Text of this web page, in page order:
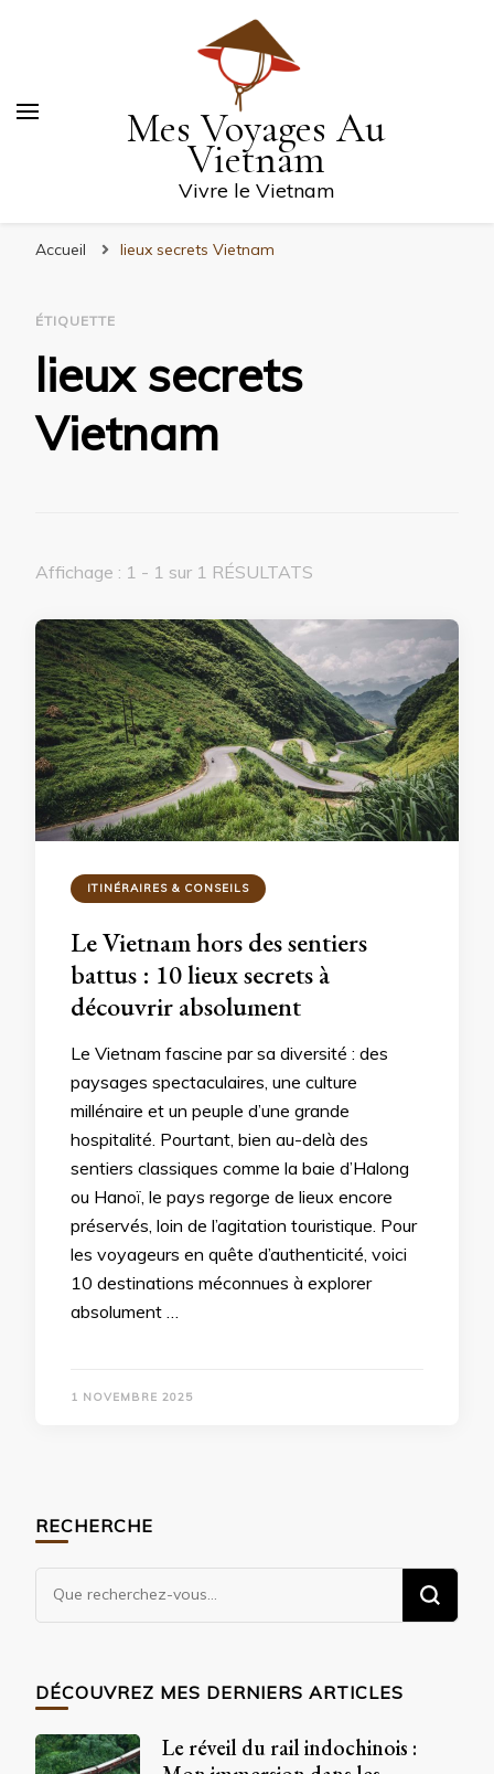
Mes Voyages Au
Vietnam
Vivre le Vietnam
Accueil lieux secrets Vietnam
ÉTIQUETTE
lieux secrets
Vietnam
Affichage : 1 - 1 sur 1 RÉSULTATS
ITINÉRAIRES & CONSEILS
Le Vietnam hors des sentiers
battus : 10 lieux secrets à
découvrir absolument
Le Vietnam fascine par sa diversité : des
paysages spectaculaires, une culture
millénaire et un peuple d’une grande
hospitalité. Pourtant, bien au-delà des
sentiers classiques comme la baie d’Halong
ou Hanoï, le pays regorge de lieux encore
préservés, loin de l’agitation touristique. Pour
les voyageurs en quête d’authenticité, voici
10 destinations méconnues à explorer
absolument …
1 NOVEMBRE 2025
RECHERCHE
Vous
recherchiez
chose
?
DÉCOUVREZ MES DERNIERS ARTICLES
Le réveil du rail indochinois :